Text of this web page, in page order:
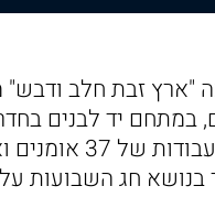
"ארץ זבת חלב ודבש"
במתחם יד לבנים
מוצגות עבודות
בנושא חג השבועות
מחוז דרום
תל אביב